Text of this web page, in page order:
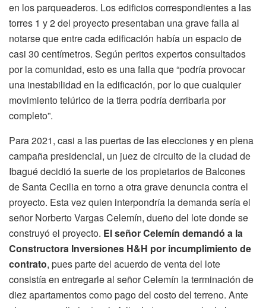
en los parqueaderos. Los edificios correspondientes a las
torres 1 y 2 del proyecto presentaban una grave falla al
notarse que entre cada edificación había un espacio de
casi 30 centímetros. Según peritos expertos consultados
por la comunidad, esto es una falla que “podría provocar
una inestabilidad en la edificación, por lo que cualquier
movimiento telúrico de la tierra podría derribarla por
completo”.
Para 2021, casi a las puertas de las elecciones y en plena
campaña presidencial, un juez de circuito de la ciudad de
Ibagué decidió la suerte de los propietarios de Balcones
de Santa Cecilia en torno a otra grave denuncia contra el
proyecto. Esta vez quien interpondría la demanda sería el
señor Norberto Vargas Celemín, dueño del lote donde se
construyó el proyecto. El señor Celemín demandó a la
Constructora Inversiones H&H por incumplimiento de
contrato, pues parte del acuerdo de venta del lote
consistía en entregarle al señor Celemín la terminación de
diez apartamentos como pago del costo del terreno. Ante